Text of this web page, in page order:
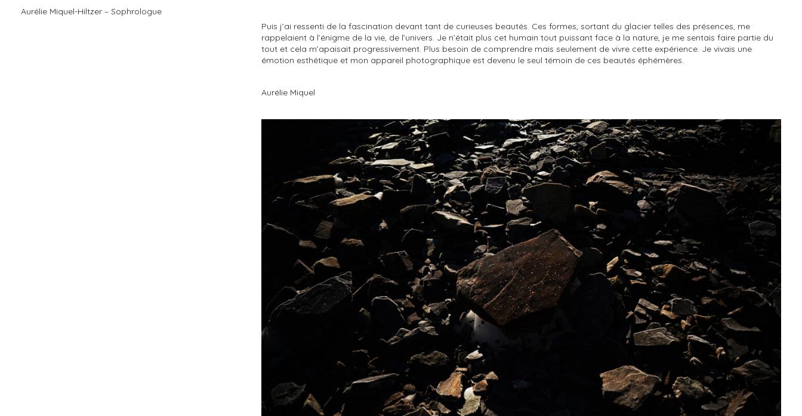
Aurélie Miquel-Hiltzer – Sophrologue
Puis j’ai ressenti de la fascination devant tant de curieuses beautés. Ces formes, sortant du glacier telles des présences, me
rappelaient à l’énigme de la vie, de l’univers. Je n’était plus cet humain tout puissant face à la nature, je me sentais faire partie du
tout et cela m’apaisait progressivement. Plus besoin de comprendre mais seulement de vivre cette expérience. Je vivais une
émotion esthétique et mon appareil photographique est devenu le seul témoin de ces beautés éphémères.
Aurélie Miquel